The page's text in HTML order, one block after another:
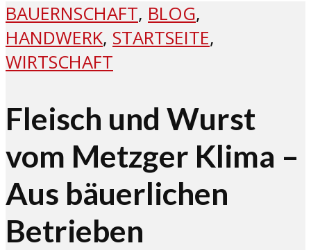
BAUERNSCHAFT, BLOG,
HANDWERK, STARTSEITE,
WIRTSCHAFT
Fleisch und Wurst
vom Metzger Klima –
Aus bäuerlichen
Betrieben